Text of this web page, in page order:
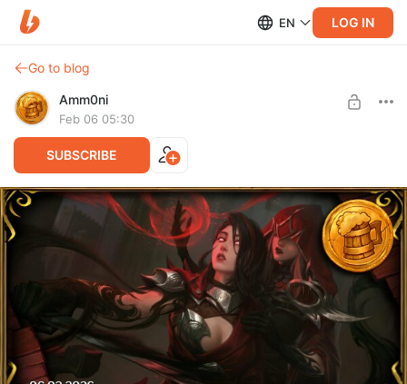
EN LOG IN
Go to blog
Amm0ni
Feb 06 05:30
SUBSCRIBE